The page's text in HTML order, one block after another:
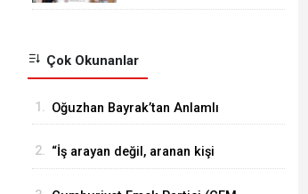
Çok Okunanlar
1. Oğuzhan Bayrak’tan Anlamlı
2. “İş arayan değil, aranan kişi